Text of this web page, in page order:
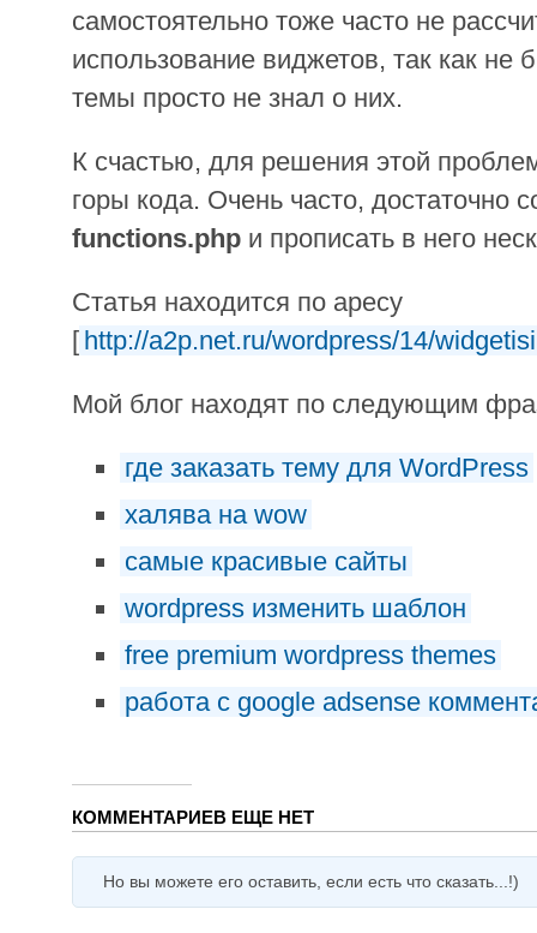
самостоятельно тоже часто не
использование виджетов, так как
темы просто не знал о них.
К счастью, для решения этой
горы кода. Очень часто, достаточно
functions.php и прописать в него
Статья находится по аресу
[ http://a2p.net.ru/wordpress/14/
Мой блог находят по следующим
где заказать тему для WordPress
халява на wow
самые красивые сайты
wordpress изменить шаблон
free premium wordpress themes
работа с google adsense
КОММЕНТАРИЕВ ЕЩЕ НЕТ
Но вы можете его оставить, если есть что сказать...!)